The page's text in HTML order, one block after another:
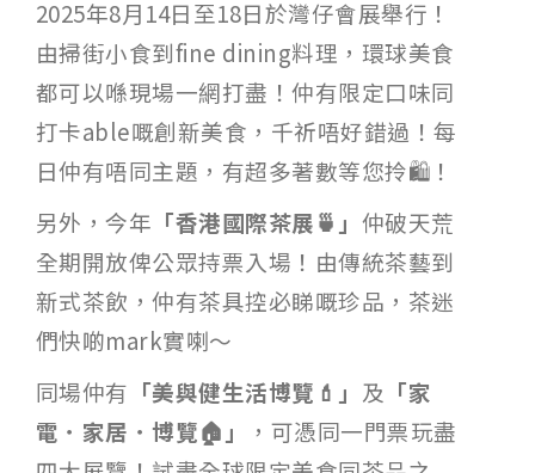
2025年8月14日至18日於灣仔會展舉行！
由掃街小食到fine dining料理，環球美食
都可以喺現場一網打盡！仲有限定口味同
打卡able嘅創新美食，千祈唔好錯過！每
日仲有唔同主題，有超多著數等您拎🛍！
另外，今年 「香港國際茶展🍵」 仲破天荒
全期開放俾公眾持票入場！由傳統茶藝到
新式茶飲，仲有茶具控必睇嘅珍品，茶迷
們快啲mark實喇～
同場仲有 「美與健生活博覽💄」 及 「家
電．家居．博覽🏠」
，可憑同一門票玩盡